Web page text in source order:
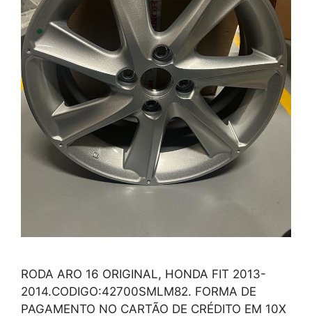
RODA ARO 16 ORIGINAL, HONDA FIT 2013-
2014.CODIGO:42700SMLM82. FORMA DE
PAGAMENTO NO CARTÃO DE CRÉDITO EM 10X